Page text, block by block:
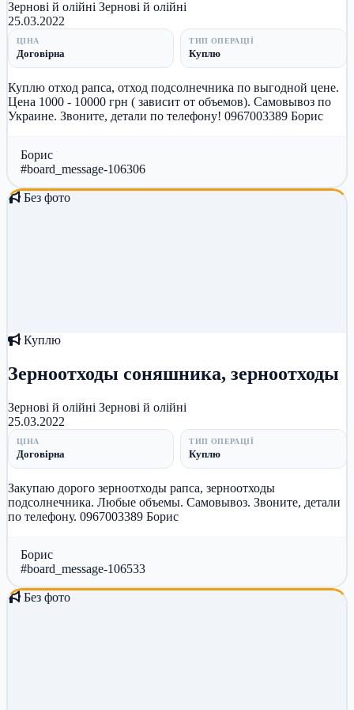
Зернові й олійні Зернові й олійні
25.03.2022
ЦІНА
Договірна
ТИП ОПЕРАЦІЇ
Куплю
Куплю отход рапса, отход подсолнечника по выгодной цене.
Цена 1000 - 10000 грн ( зависит от объемов). Самовывоз по
Украине. Звоните, детали по телефону! 0967003389 Борис
Борис
#board_message-106306
Без фото
Куплю
Зерноотходы соняшника, зерноотходы
Зернові й олійні Зернові й олійні
25.03.2022
ЦІНА
Договірна
ТИП ОПЕРАЦІЇ
Куплю
Закупаю дорого зерноотходы рапса, зерноотходы
подсолнечника. Любые объемы. Самовывоз. Звоните, детали
по телефону. 0967003389 Борис
Борис
#board_message-106533
Без фото